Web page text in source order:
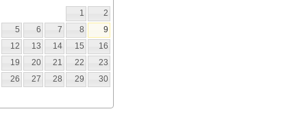
1
2
5 6 7 8
9
12 13 14 15
16
19 20 21 22
23
26 27 28 29
30